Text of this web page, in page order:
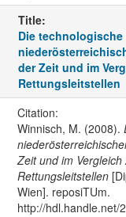
Title:
Die
der Zeit und im
Rettungsleitstellen
Citation:
Winnisch, M. (2008).
Zeit und im
Rettungsleitstellen
Wien]. reposiTUm.
http://hdl.handle.net/